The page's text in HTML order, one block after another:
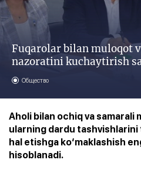
Fuqarolar bilan muloqot
nazoratini kuchaytirish
Общество
Aholi bilan ochiq va samarali
ularning dardu tashvishlarini
hal etishga ko‘maklashish
hisoblanadi.